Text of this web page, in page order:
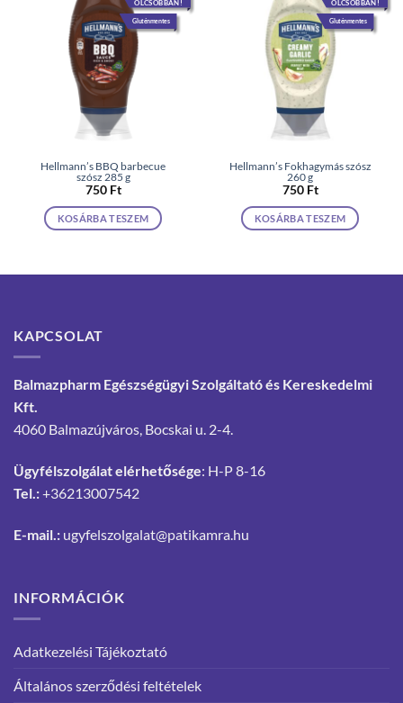
OLCSÓBBAN!
Gluténmentes
Hellmann’s BBQ barbecue
szósz 285 g
750 Ft
KOSÁRBA TESZEM
OLCSÓBBAN!
Gluténmentes
Hellmann’s Fokhagymás szósz
260 g
750 Ft
KOSÁRBA TESZEM
KAPCSOLAT
Balmazpharm Egészségügyi Szolgáltató és Kereskedelmi
Kft.
4060 Balmazújváros, Bocskai u. 2-4.
Ügyfélszolgálat elérhetősége: H-P 8-16
Tel.:+36213007542
E-mail.: ugyfelszolgalat@patikamra.hu
INFORMÁCIÓK
Adatkezelési Tájékoztató
Általános szerződési feltételek